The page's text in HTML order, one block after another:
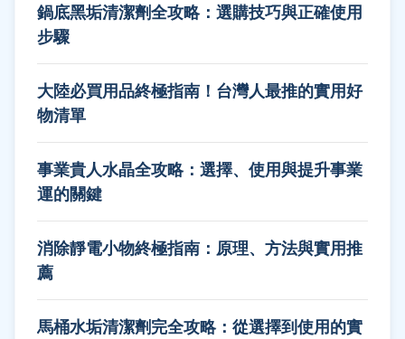
鍋底黑垢清潔劑全攻略：選購技巧與正確使用
步驟
大陸必買用品終極指南！台灣人最推的實用好
物清單
事業貴人水晶全攻略：選擇、使用與提升事業
運的關鍵
消除靜電小物終極指南：原理、方法與實用推
薦
馬桶水垢清潔劑完全攻略：從選擇到使用的實